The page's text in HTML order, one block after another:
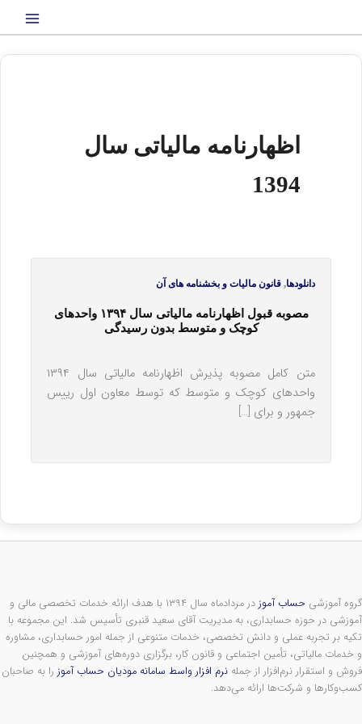
اظهارنامه مالیاتی سال
1394
دانلودها,قانون مالیات و بخشنامه های آن
مصوبه قبول اظهارنامه مالیاتی سال ۱۳۹۴ واحدهای
کوچک و متوسط بدون رسیدگی
متن کامل مصوبه پذیرش اظهارنامه مالیاتی سال ۱۳۹۴
واحدهای کوچک و متوسط که توسط معاون اول رییس
جمهور و برای […]
گروه آموزشی حساب آموز
در مردادماه سال ۱۳۹۴ با هدف ارائه خدمات تخصصی مالی و
آموزشی در حوزه حسابداری، به مدیریت آقای سعید قنبری تأسیس شد. این مجموعه با
تکیه بر تجربه عملی و دانش تخصصی، خدمات متنوعی از جمله امور حسابداری، مشاوره
و خدمات مالیاتی، تأمین اجتماعی و قانون کار، برگزاری دوره‌های آموزشی و همچنین
فروش و استقرار نرم‌افزار از جمله نرم افزار واسط سامانه مودیان حساب آموزرا به صاحبان
کسب‌وکارها و شرکت‌ها ارائه می‌دهد.